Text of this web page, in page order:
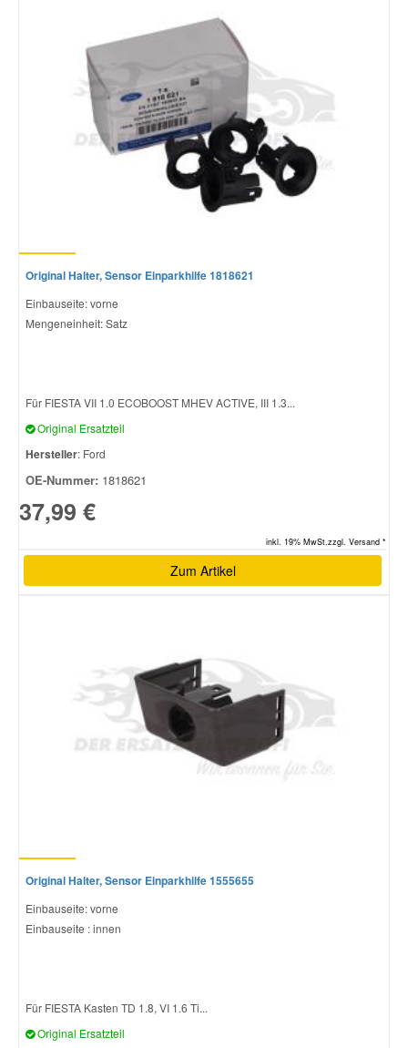
Original Halter, Sensor Einparkhilfe 1818621
Einbauseite: vorne
Mengeneinheit: Satz
Für FIESTA VII 1.0 ECOBOOST MHEV ACTIVE, III 1.3...
Original Ersatzteil
Hersteller: Ford
OE-Nummer: 1818621
37,99 €
inkl. 19% MwSt.zzgl. Versand *
Zum Artikel
Original Halter, Sensor Einparkhilfe 1555655
Einbauseite: vorne
Einbauseite : innen
Für FIESTA Kasten TD 1.8, VI 1.6 Ti...
Original Ersatzteil